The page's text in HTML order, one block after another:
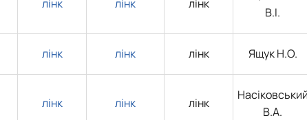
лінк лінк лінк
В.І.
лінк лінк лінк Ящук Н.О.
лінк лінк лінк
В.А.